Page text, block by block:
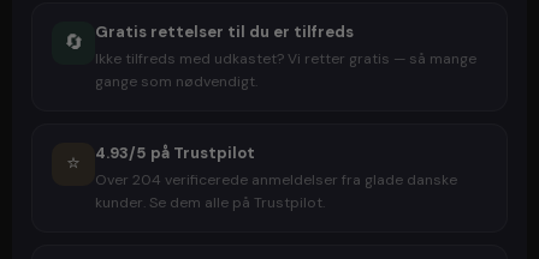
🔄 Gratis rettelser til du er tilfreds
Ikke tilfreds med udkastet? Vi retter gratis — så mange
gange som nødvendigt.
⭐ 4.93/5 på Trustpilot
Over 204 verificerede anmeldelser fra glade danske
kunder. Se dem alle på Trustpilot.